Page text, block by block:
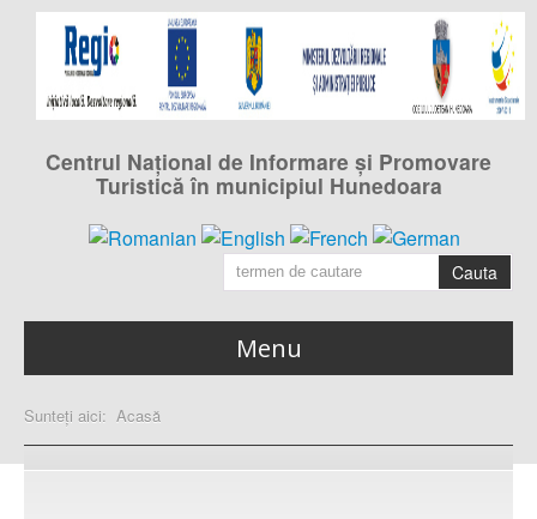
Centrul Naţional de Informare şi Promovare
Turistică în municipiul Hunedoara
Cauta
Menu
Acasa
pagina principală
Sunteți aici: Acasă